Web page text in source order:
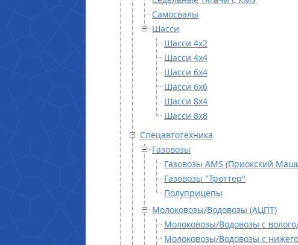
Самосвалы
Шасси
Шасси 4х2
Шасси 4х4
Шасси 6х4
Шасси 6х6
Шасси 8х4
Шасси 8х8
Спецавтотехника
Газовозы
Газовозы AMS (Приокский
Газовозы "Троттер"
Полуприцепы
Молоковозы/Водовозы (АЦПТ)
Молоковозы/Водовозы с
Молоковозы/Водовозы с